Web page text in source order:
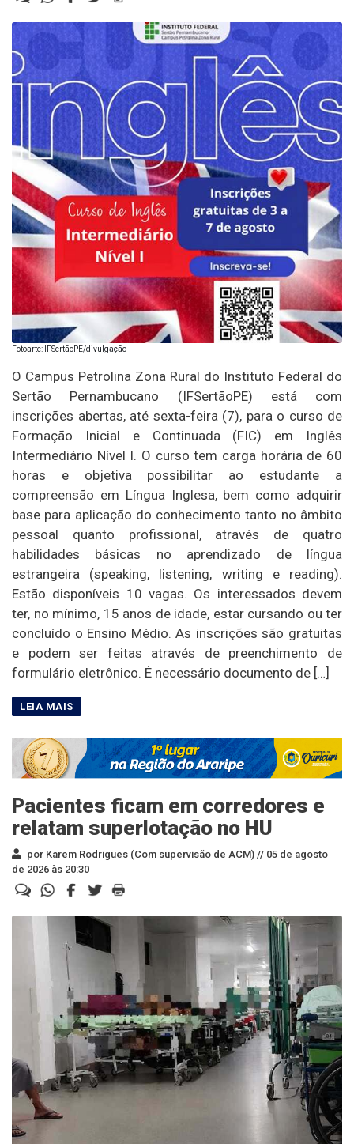
Fotoarte: IFSertãoPE/divulgação
O Campus Petrolina Zona Rural do Instituto Federal do
Sertão Pernambucano (IFSertãoPE) está com
inscrições abertas, até sexta-feira (7), para o curso de
Formação Inicial e Continuada (FIC) em Inglês
Intermediário Nível I. O curso tem carga horária de 60
horas e objetiva possibilitar ao estudante a
compreensão em Língua Inglesa, bem como adquirir
base para aplicação do conhecimento tanto no âmbito
pessoal quanto profissional, através de quatro
habilidades básicas no aprendizado de língua
estrangeira (speaking, listening, writing e reading).
Estão disponíveis 10 vagas. Os interessados devem
ter, no mínimo, 15 anos de idade, estar cursando ou ter
concluído o Ensino Médio. As inscrições são gratuitas
e podem ser feitas através de preenchimento de
formulário eletrônico. É necessário documento de […]
Pacientes ficam em corredores e
relatam superlotação no HU
por Karem Rodrigues (Com supervisão de ACM) // 05 de agosto
de 2026 às 20:30